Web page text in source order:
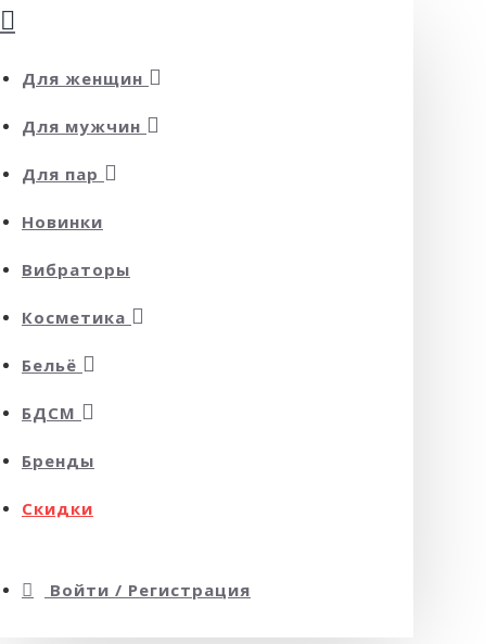
Для женщин
Для мужчин
Для пар
Новинки
Вибраторы
Косметика
Бельё
БДСМ
Бренды
Скидки
Войти / Регистрация